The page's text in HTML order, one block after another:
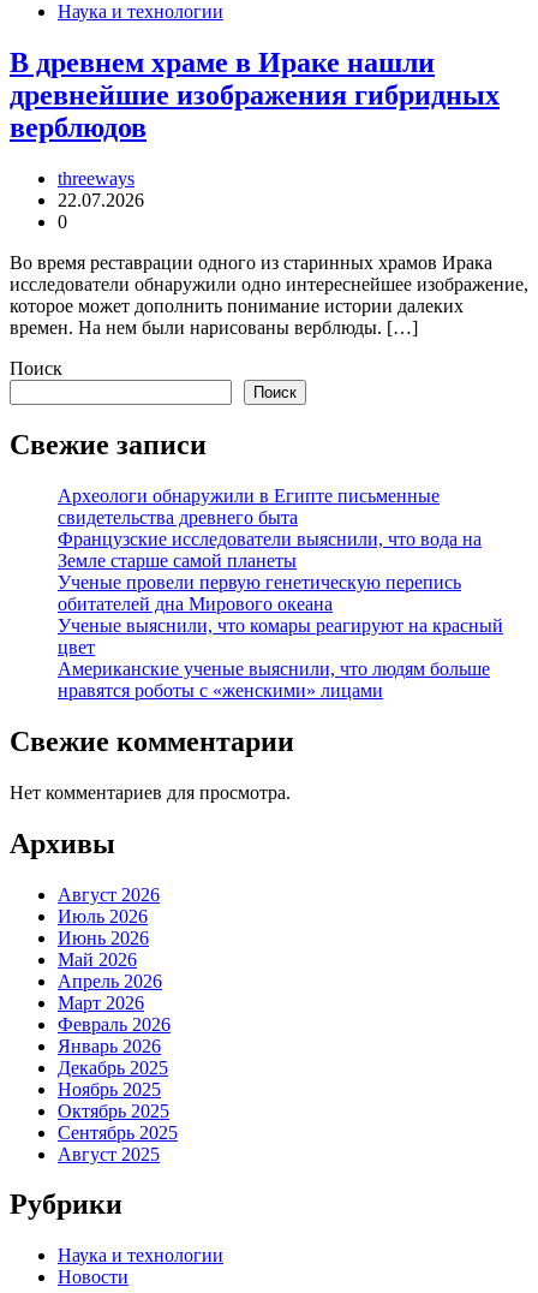
Наука и технологии
В древнем храме в Ираке нашли
древнейшие изображения гибридных
верблюдов
threeways
22.07.2026
0
Во время реставрации одного из старинных храмов Ирака
исследователи обнаружили одно интереснейшее изображение,
которое может дополнить понимание истории далеких
времен. На нем были нарисованы верблюды. […]
Поиск
Поиск
Свежие записи
Археологи обнаружили в Египте письменные
свидетельства древнего быта
Французские исследователи выяснили, что вода на
Земле старше самой планеты
Ученые провели первую генетическую перепись
обитателей дна Мирового океана
Ученые выяснили, что комары реагируют на красный
цвет
Американские ученые выяснили, что людям больше
нравятся роботы с «женскими» лицами
Свежие комментарии
Нет комментариев для просмотра.
Архивы
Август 2026
Июль 2026
Июнь 2026
Май 2026
Апрель 2026
Март 2026
Февраль 2026
Январь 2026
Декабрь 2025
Ноябрь 2025
Октябрь 2025
Сентябрь 2025
Август 2025
Рубрики
Наука и технологии
Новости